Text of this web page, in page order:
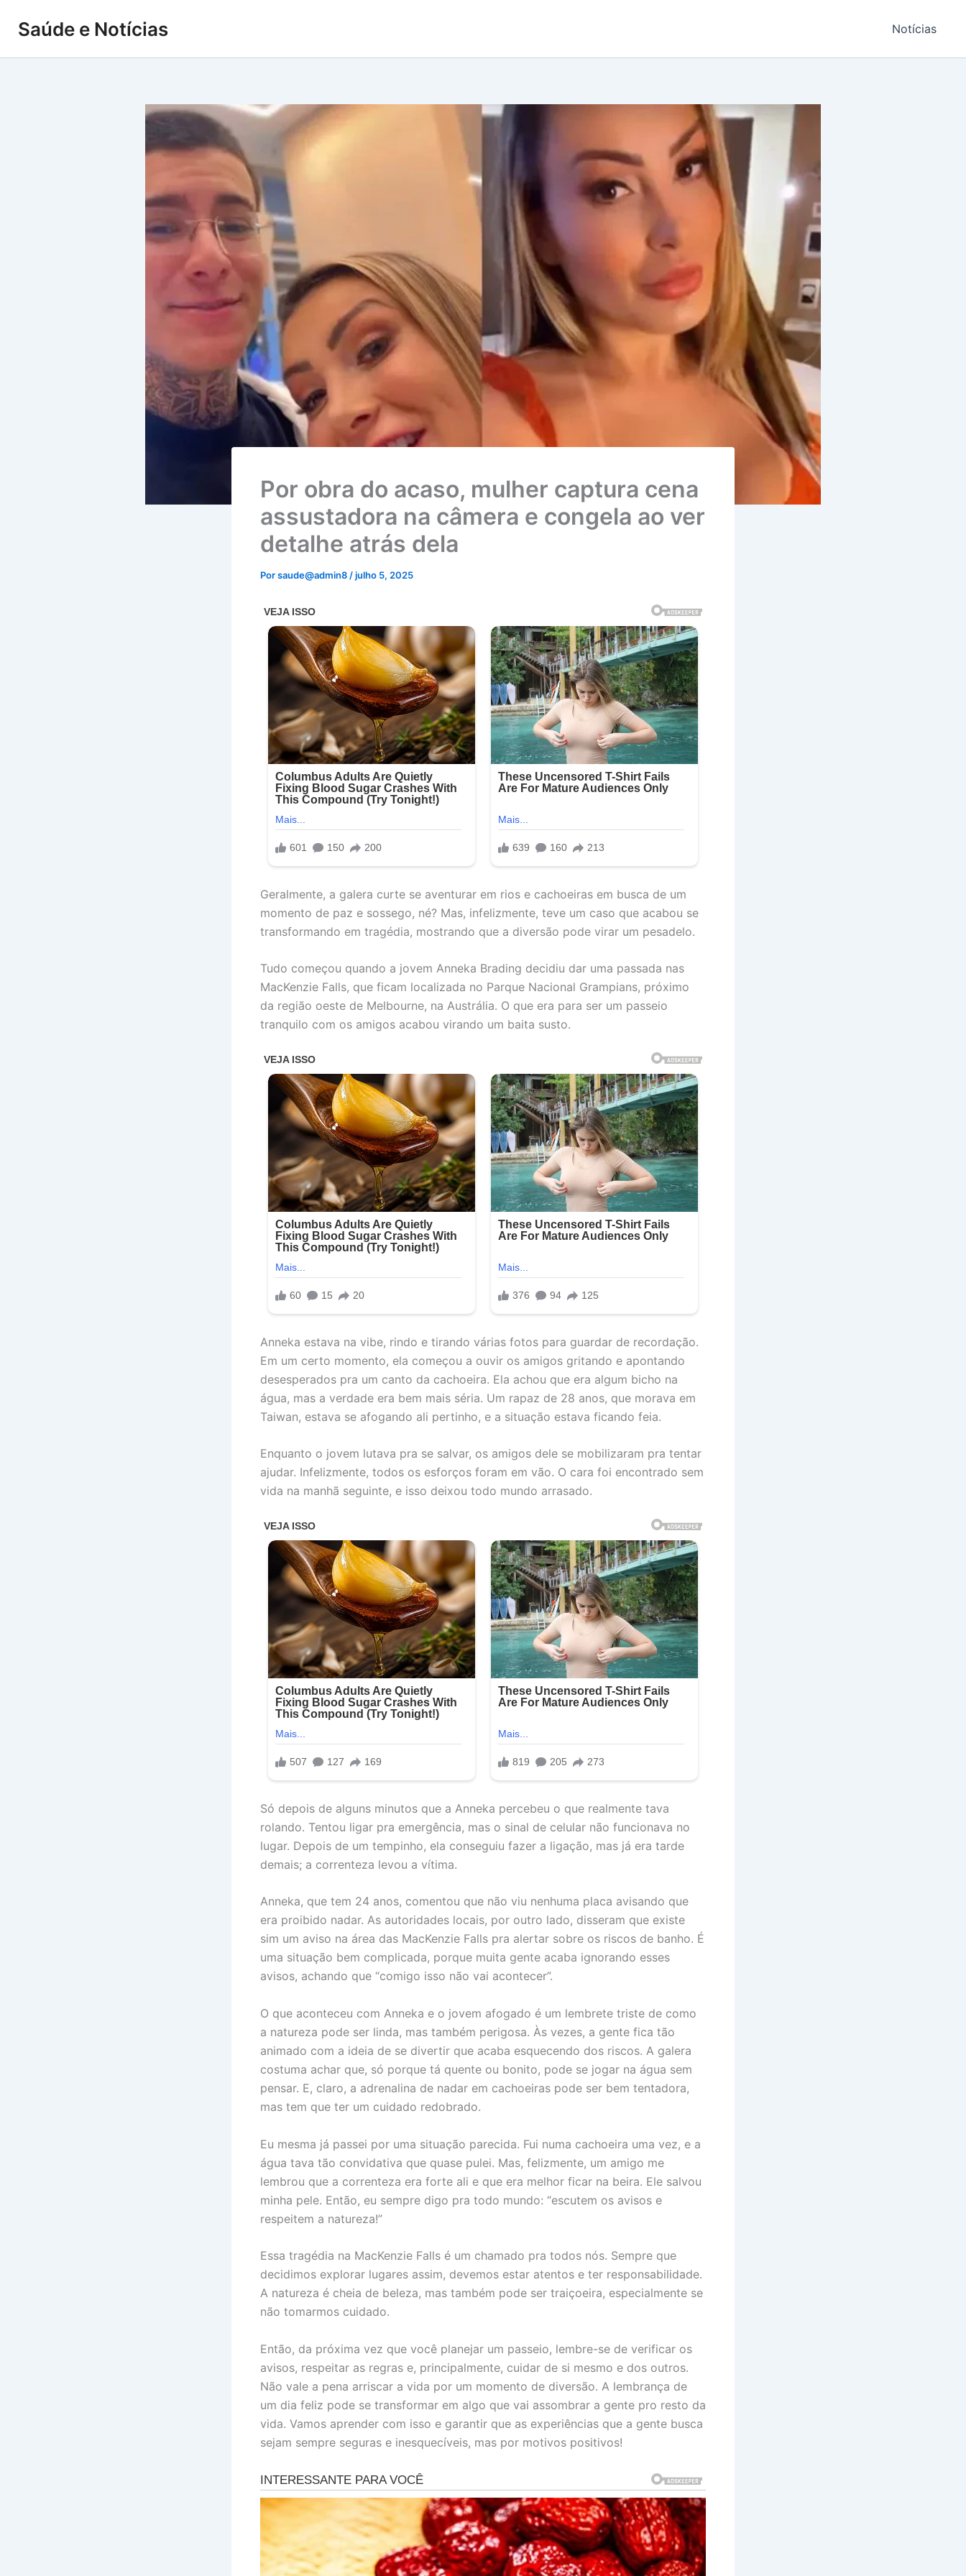
paraSaúde e Notícias Notícias
Por obra do acaso, mulher captura cena
assustadora na câmera e congela ao ver
detalhe atrás dela
Porsaude@admin8 /julho 5, 2025
Geralmente, a galera curte se aventurar em rios e cachoeiras em busca de um
momento de paz e sossego, né? Mas, infelizmente, teve um caso que acabou se
transformando em tragédia, mostrando que a diversão pode virar um pesadelo.
Tudo começou quando a jovem Anneka Brading decidiu dar uma passada nas
MacKenzie Falls, que ficam localizada no Parque Nacional Grampians, próximo
da região oeste de Melbourne, na Austrália. O que era para ser um passeio
tranquilo com os amigos acabou virando um baita susto.
Anneka estava na vibe, rindo e tirando várias fotos para guardar de recordação.
Em um certo momento, ela começou a ouvir os amigos gritando e apontando
desesperados pra um canto da cachoeira. Ela achou que era algum bicho na
água, mas a verdade era bem mais séria. Um rapaz de 28 anos, que morava em
Taiwan, estava se afogando ali pertinho, e a situação estava ficando feia.
Enquanto o jovem lutava pra se salvar, os amigos dele se mobilizaram pra tentar
ajudar. Infelizmente, todos os esforços foram em vão. O cara foi encontrado sem
vida na manhã seguinte, e isso deixou todo mundo arrasado.
Só depois de alguns minutos que a Anneka percebeu o que realmente tava
rolando. Tentou ligar pra emergência, mas o sinal de celular não funcionava no
lugar. Depois de um tempinho, ela conseguiu fazer a ligação, mas já era tarde
demais; a correnteza levou a vítima.
Anneka, que tem 24 anos, comentou que não viu nenhuma placa avisando que
era proibido nadar. As autoridades locais, por outro lado, disseram que existe
sim um aviso na área das MacKenzie Falls pra alertar sobre os riscos de banho. É
uma situação bem complicada, porque muita gente acaba ignorando esses
avisos, achando que “comigo isso não vai acontecer”.
O que aconteceu com Anneka e o jovem afogado é um lembrete triste de como
a natureza pode ser linda, mas também perigosa. Às vezes, a gente fica tão
animado com a ideia de se divertir que acaba esquecendo dos riscos. A galera
costuma achar que, só porque tá quente ou bonito, pode se jogar na água sem
pensar. E, claro, a adrenalina de nadar em cachoeiras pode ser bem tentadora,
mas tem que ter um cuidado redobrado.
Eu mesma já passei por uma situação parecida. Fui numa cachoeira uma vez, e a
água tava tão convidativa que quase pulei. Mas, felizmente, um amigo me
lembrou que a correnteza era forte ali e que era melhor ficar na beira. Ele salvou
minha pele. Então, eu sempre digo pra todo mundo: “escutem os avisos e
respeitem a natureza!”
Essa tragédia na MacKenzie Falls é um chamado pra todos nós. Sempre que
decidimos explorar lugares assim, devemos estar atentos e ter responsabilidade.
A natureza é cheia de beleza, mas também pode ser traiçoeira, especialmente se
não tomarmos cuidado.
Então, da próxima vez que você planejar um passeio, lembre-se de verificar os
avisos, respeitar as regras e, principalmente, cuidar de si mesmo e dos outros.
Não vale a pena arriscar a vida por um momento de diversão. A lembrança de
um dia feliz pode se transformar em algo que vai assombrar a gente pro resto da
vida. Vamos aprender com isso e garantir que as experiências que a gente busca
sejam sempre seguras e inesquecíveis, mas por motivos positivos!